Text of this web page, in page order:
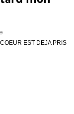
EST DEJA PRIS